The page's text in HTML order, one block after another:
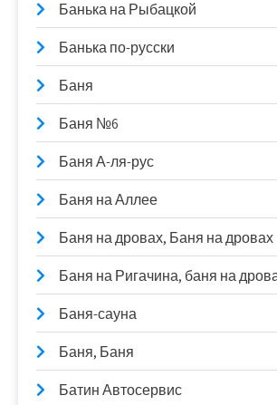
Банька на Рыбацкой
Банька по-русски
Баня
Баня №6
Баня А-ля-рус
Баня на Аллее
Баня на дровах, Баня на дровах
Баня на Ригачина, баня на
Баня-сауна
Баня, Баня
Батин Автосервис